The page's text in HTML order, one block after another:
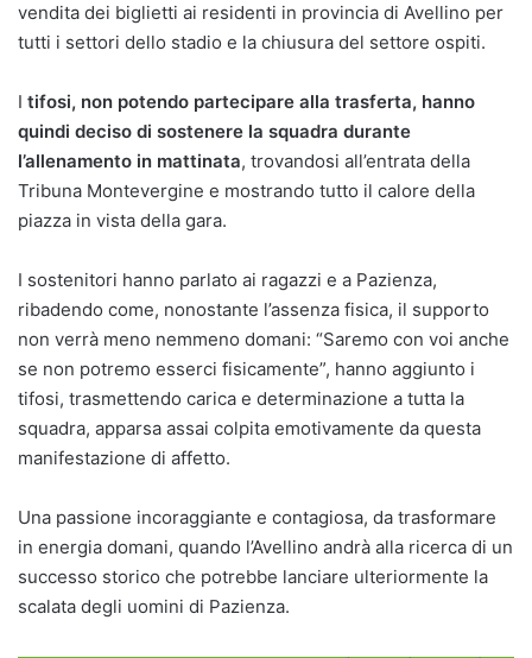
vendita dei biglietti ai residenti in provincia di Avellino per
tutti i settori dello stadio e la chiusura del settore ospiti.
I tifosi, non potendo partecipare alla trasferta, hanno
quindi deciso di sostenere la squadra durante
l’allenamento in mattinata, trovandosi all’entrata della
Tribuna Montevergine e mostrando tutto il calore della
piazza in vista della gara.
I sostenitori hanno parlato ai ragazzi e a Pazienza,
ribadendo come, nonostante l’assenza fisica, il supporto
non verrà meno nemmeno domani: “Saremo con voi anche
se non potremo esserci fisicamente”, hanno aggiunto i
tifosi, trasmettendo carica e determinazione a tutta la
squadra, apparsa assai colpita emotivamente da questa
manifestazione di affetto.
Una passione incoraggiante e contagiosa, da trasformare
in energia domani, quando l’Avellino andrà alla ricerca di un
successo storico che potrebbe lanciare ulteriormente la
scalata degli uomini di Pazienza.